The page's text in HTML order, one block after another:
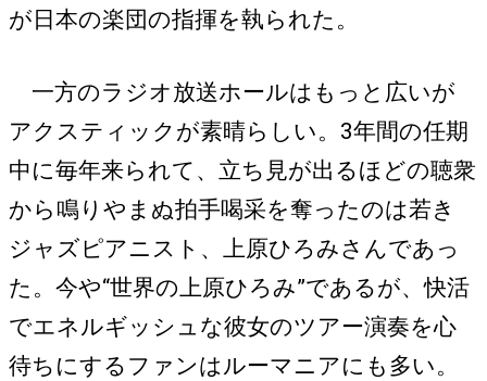
が日本の楽団の指揮を執られた。
一方のラジオ放送ホールはもっと広いが
アクスティックが素晴らしい。3年間の任期
中に毎年来られて、立ち見が出るほどの聴衆
から鳴りやまぬ拍手喝采を奪ったのは若き
ジャズピアニスト、上原ひろみさんであっ
た。今や“世界の上原ひろみ”であるが、快活
でエネルギッシュな彼女のツアー演奏を心
待ちにするファンはルーマニアにも多い。